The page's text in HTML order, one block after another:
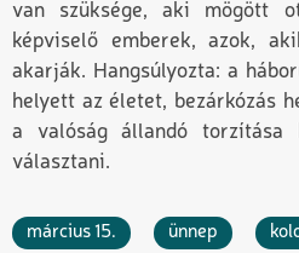
van szüksége, aki mögött
képviselő emberek, azok,
akarják. Hangsúlyozta: a
helyett az életet, bezárkózás
a valóság állandó
választani.
március 15. ünnep